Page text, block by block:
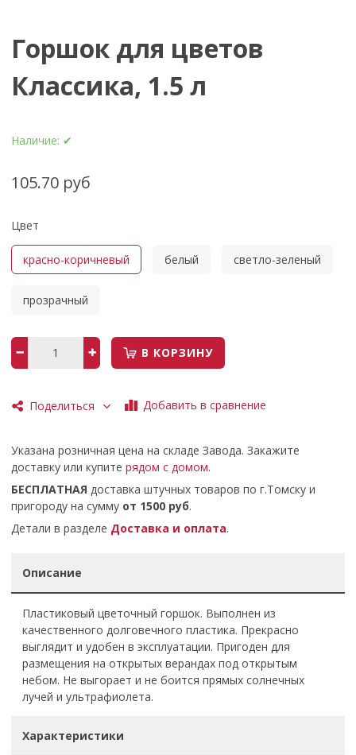
Горшок для цветов
Классика, 1.5 л
Наличие: ✔
105.70 руб
Цвет
красно-коричневый белый светло-зеленый
прозрачный
В КОРЗИНУ
Поделиться Добавить в сравнение
Указана розничная цена на складе Завода. Закажите
доставку или купитерядом с домом.
БЕСПЛАТНАЯ доставка штучных товаров по г.Томску и
пригороду на сумму от 1500 руб.
Детали в разделе Доставка и оплата.
Описание
Пластиковый цветочный горшок. Выполнен из
качественного долговечного пластика. Прекрасно
выглядит и удобен в эксплуатации. Пригоден для
размещения на открытых верандах под открытым
небом. Не выгорает и не боится прямых солнечных
лучей и ультрафиолета.
Характеристики